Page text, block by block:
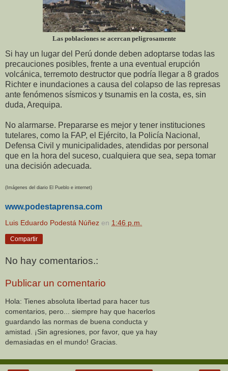
Las poblaciones se acercan peligrosamente
Si hay un lugar del Perú donde deben adoptarse todas las
precauciones posibles, frente a una eventual erupción
volcánica, terremoto destructor que podría llegar a 8 grados
Richter e inundaciones a causa del colapso de las represas
ante fenómenos sísmicos y tsunamis en la costa, es, sin
duda, Arequipa.
No alarmarse. Prepararse es mejor y tener instituciones
tutelares, como la FAP, el Ejército, la Policía Nacional,
Defensa Civil y municipalidades, atendidas por personal
que en la hora del suceso, cualquiera que sea, sepa tomar
una decisión adecuada.
(Imágenes del diario El Pueblo e internet)
www.podestaprensa.com
Luis Eduardo Podestá Núñez en 1:46 p.m.
Compartir
No hay comentarios.:
Publicar un comentario
Hola: Tienes absoluta libertad para hacer tus
comentarios, pero... siempre hay que hacerlos
guardando las normas de buena conducta y
amistad. ¡Sin agresiones, por favor, que ya hay
demasiadas en el mundo! Gracias.